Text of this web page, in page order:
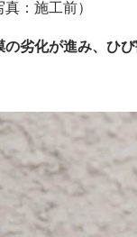
真：施工前）
の劣化が進み、ひび